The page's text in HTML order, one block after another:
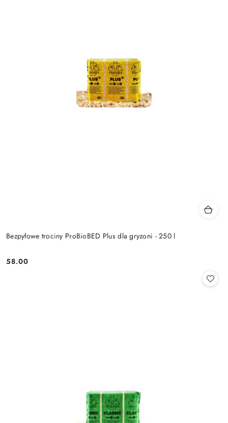
Bezpyłowe trociny ProBioBED Plus dla gryzoni - 250 l
Cena:
58.00